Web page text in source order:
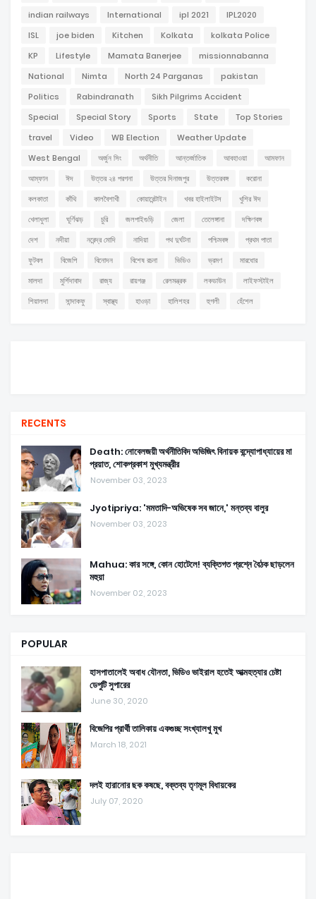
indian railways
International ipl 2021
IPL2020
ISL
joe biden Kitchen Kolkata
kolkata Police
KP
Lifestyle Mamata Banerjee
missionnabanna
National
Nimta North 24 Parganas
pakistan
Politics
Rabindranath
Sikh Pilgrims Accident
Special
Special Story Sports State
Top Stories
travel
Video WB Election
Weather Update
West Bengal
অর্জুন সিং অর্থনীতি আন্তর্জাতিক আবহাওয়া
আমফান
আম্ফান
ঈদ উত্তর ২৪ পরগনা উত্তর দিনাজপুর উত্তরবঙ্গ
করোনা
কলকাতা
কাঁথি কালবৈশাখী কোয়ারেন্টাইন খবর হাইলাইটস
খুশির ঈদ
খেলাধুলা
ঘূর্ণিঝড় চুরি জলপাইগুড়ি জেলা তেলেঙ্গানা
দক্ষিণবঙ্গ
দেশ
নদীয়া নরেন্দ্র মোদি নাদিয়া পথ দুর্ঘটনা পশ্চিমবঙ্গ
প্রথম পাতা
ফুটবল
বিজেপি বিনোদন বিশেষ রচনা ভিডিও ভ্রমণ
মারধোর
মালদা
মুর্শিদাবাদ রাজ্য রায়গঞ্জ রেলমন্ত্রক লকডাউন
লাইফস্টাইল
শিয়ালদা
সান্দাকফু স্বাস্থ্য হাওড়া হালিশহর হুগলী হেঁশেল
RECENTS
Death: নোবেলজয়ী অর্থনীতিবিদ অভিজিৎ বিনায়ক বন্দ্যোপাধ্যায়ের মা
প্রয়াত, শোকপ্রকাশ মুখ্যমন্ত্রীর
November 03, 2023
Jyotipriya: 'মমতাদি-অভিষেক সব জানে,' মন্তব্য বালুর
November 03, 2023
Mahua: কার সঙ্গে, কোন হোটেলে! ব্যক্তিগত প্রশ্নে বৈঠক ছাড়লেন
মহুয়া
November 02, 2023
POPULAR
হাসপাতালেই অবাধ যৌনতা, ভিডিও ভাইরাল হতেই আত্মহত্যার চেষ্টা
ডেপুটি সুপারের
June 30, 2020
বিজেপির প্রার্থী তালিকায় একগুচ্ছ সংখ্যালখু মুখ
March 18, 2021
দলই হারানোর ছক কষছে, বক্তব্য তৃণমূল বিধায়কের
July 07, 2020